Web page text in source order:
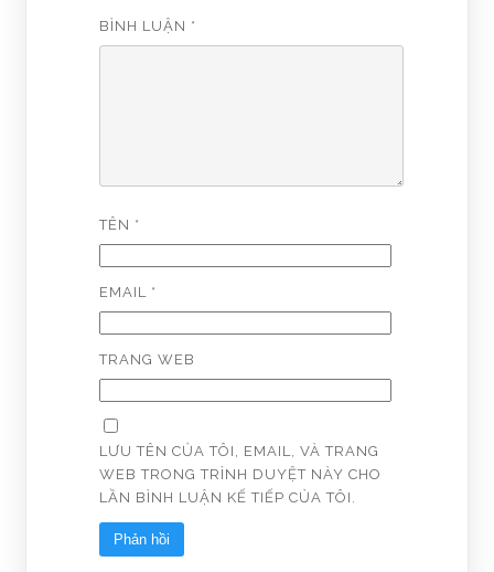
BÌNH LUẬN *
TÊN *
EMAIL *
TRANG WEB
LƯU TÊN CỦA TÔI, EMAIL, VÀ TRANG
WEB TRONG TRÌNH DUYỆT NÀY CHO
LẦN BÌNH LUẬN KẾ TIẾP CỦA TÔI.